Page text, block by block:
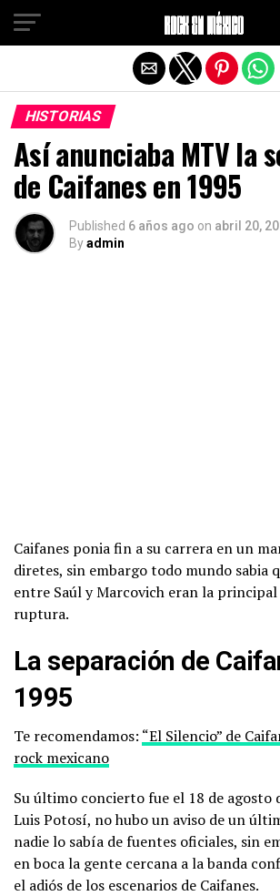
HISTORIAS
Así anunciaba MTV la
de Caifanes en 1995
Published 6 años ago on abril 20,
Byadmin
Caifanes ponia fin a su carrera en un
diretes, sin embargo todo mundo sabia
entre Saúl y Marcovich eran la
ruptura.
La separación de
1995
Te recomendamos: “El Silencio” de
rock mexicano
Su último concierto fue el 18 de agosto
Luis Potosí, no hubo un aviso de un
nadie lo sabía de fuentes oficiales, sin
en boca la gente cercana a la banda
el adiós de los escenarios de Caifanes.
Salir de la versión móvil